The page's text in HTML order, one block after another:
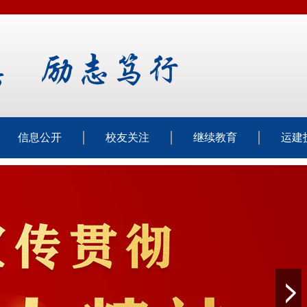
信息公开 校友关注 继续教育 运建